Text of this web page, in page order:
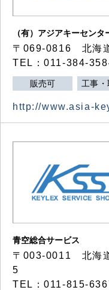
（有）アジアキーセンタ
〒069-0816 北海
TEL：011-384-
販売可 工事
http://www.asia-
青空総合サービス
〒003-0011 北海
5
TEL：011-815-